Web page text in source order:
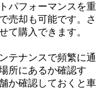
パフォーマンスを重
売却も可能です。さ
て購入できます。
テナンスで頻繁に通
所にあるか確認す
か確認しておくと車